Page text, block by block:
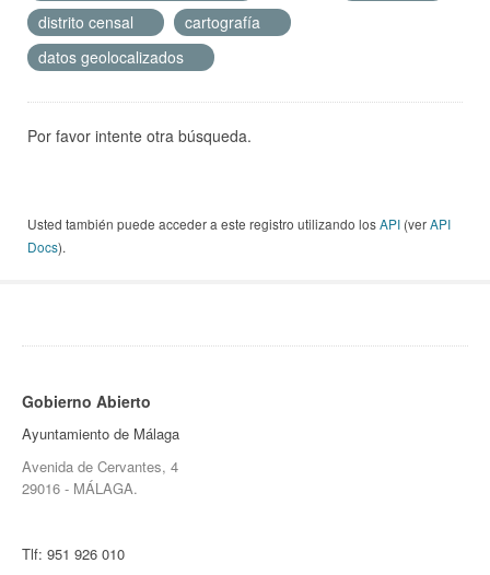
distrito censal
cartografía
datos geolocalizados
Por favor intente otra búsqueda.
Usted también puede acceder a este registro utilizando losAPI (verAPI
Docs).
Gobierno Abierto
Ayuntamiento de Málaga
Avenida de Cervantes, 4
29016 - MÁLAGA.
Tlf: 951 926 010